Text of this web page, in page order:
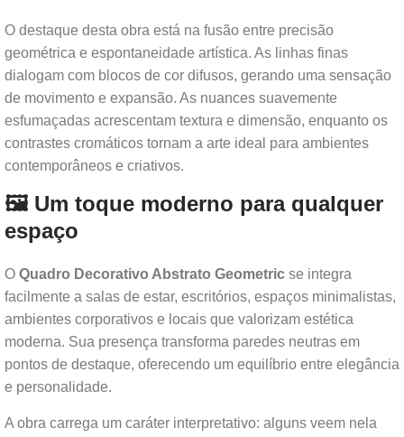
O destaque desta obra está na fusão entre precisão
geométrica e espontaneidade artística. As linhas finas
dialogam com blocos de cor difusos, gerando uma sensação
de movimento e expansão. As nuances suavemente
esfumaçadas acrescentam textura e dimensão, enquanto os
contrastes cromáticos tornam a arte ideal para ambientes
contemporâneos e criativos.
🖼 Um toque moderno para qualquer
espaço
O Quadro Decorativo Abstrato Geometric se integra
facilmente a salas de estar, escritórios, espaços minimalistas,
ambientes corporativos e locais que valorizam estética
moderna. Sua presença transforma paredes neutras em
pontos de destaque, oferecendo um equilíbrio entre elegância
e personalidade.
A obra carrega um caráter interpretativo: alguns veem nela